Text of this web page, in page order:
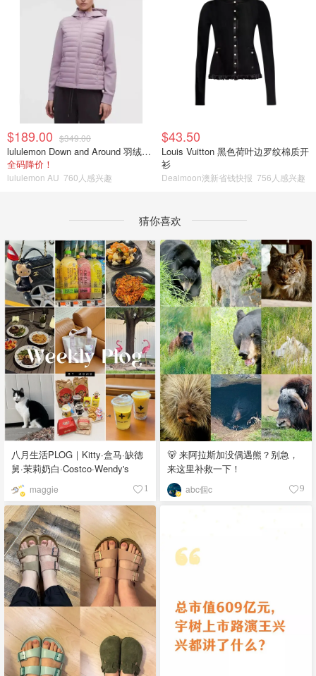
$189.00 $349.00
lululemon Down and Around 羽绒夹克
全码降价！
lululemon AU 760人感兴趣
$43.50
Louis Vuitton 黑色荷叶边罗纹棉质开
衫
Dealmoon澳新省钱快报 756人感兴趣
猜你喜欢
八月生活PLOG｜Kitty·盒马·缺德
舅·茉莉奶白·Costco·Wendy's
maggie 1
🐻 来阿拉斯加没偶遇熊？别急，
来这里补救一下！
abc個c 9